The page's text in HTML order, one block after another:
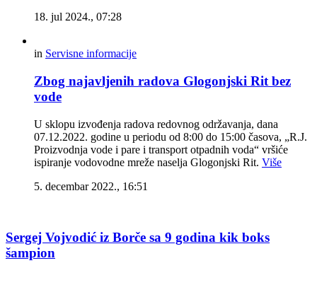
18. jul 2024., 07:28
in Servisne informacije
Zbog najavljenih radova Glogonjski Rit bez
vode
U sklopu izvođenja radova redovnog održavanja, dana
07.12.2022. godine u periodu od 8:00 do 15:00 časova, „R.J.
Proizvodnja vode i pare i transport otpadnih voda“ vršiće
ispiranje vodovodne mreže naselja Glogonjski Rit. Više
5. decembar 2022., 16:51
Sergej Vojvodić iz Borče sa 9 godina kik boks
šampion